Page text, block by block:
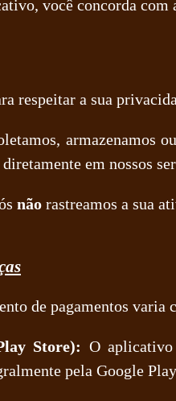
você concorda
respeitar a sua
armazenamos
em nossos
não rastreamos a sua
de pagamentos
Store): O
pela Google